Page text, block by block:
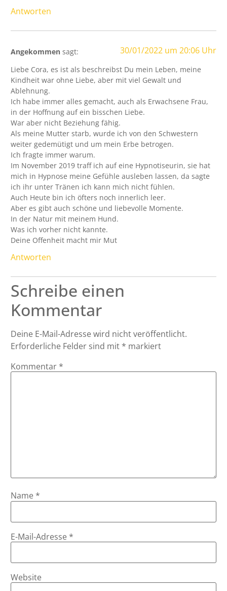
Antworten
Angekommen sagt: 30/01/2022 um 20:06 Uhr
Liebe Cora, es ist als beschreibst Du mein Leben, meine
Kindheit war ohne Liebe, aber mit viel Gewalt und
Ablehnung.
Ich habe immer alles gemacht, auch als Erwachsene Frau,
in der Hoffnung auf ein bisschen Liebe.
War aber nicht Beziehung fähig.
Als meine Mutter starb, wurde ich von den Schwestern
weiter gedemütigt und um mein Erbe betrogen.
Ich fragte immer warum.
Im November 2019 traff ich auf eine Hypnotiseurin, sie hat
mich in Hypnose meine Gefühle ausleben lassen, da sagte
ich ihr unter Tränen ich kann mich nicht fühlen.
Auch Heute bin ich öfters noch innerlich leer.
Aber es gibt auch schöne und liebevolle Momente.
In der Natur mit meinem Hund.
Was ich vorher nicht kannte.
Deine Offenheit macht mir Mut
Antworten
Schreibe einen
Kommentar
Deine E-Mail-Adresse wird nicht veröffentlicht.
Erforderliche Felder sind mit * markiert
Kommentar *
Name *
E-Mail-Adresse *
Website